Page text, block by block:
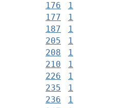
176
1
177
1
187
1
205
1
208
1
210
1
226
1
235
1
236
1